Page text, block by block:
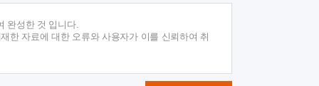
완성한 것 입니다.
한 자료에 대한 오류와 사용자가 이를 신뢰하여 취